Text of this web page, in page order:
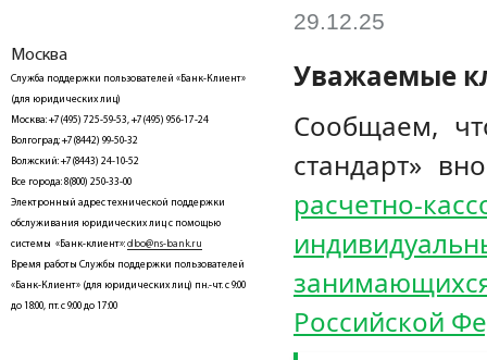
Москва
Служба поддержки пользователей «Банк-Клиент»
(для юридических лиц)
Москва: +7(495) 725-59-53, +7(495) 956-17-24
Волгоград: +7(8442) 99-50-32
Волжский: +7(8443) 24-10-52
Все города: 8(800) 250-33-00
Электронный адрес технической поддержки
обслуживания юридических лиц с помощью
системы «Банк-клиент»:dbo@ns-bank.ru
Время работы Службы поддержки пользователей
«Банк-Клиент» (для юридических лиц) пн.-чт. с 9:00
до 18:00, пт. с 9:00 до 17:00
29.12.25
Уважаемые
Сообщаем,
стандарт»
расчетно-
Российской